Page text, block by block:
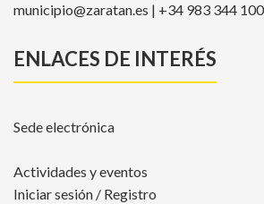
municipio@zaratan.es | +34 983 344 100
ENLACES DE INTERÉS
Sede electrónica
Actividades y eventos
Iniciar sesión / Registro